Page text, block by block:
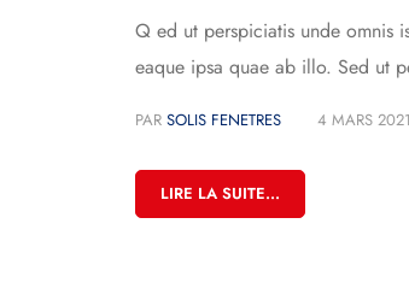
Q ed ut perspiciatis unde omnis
eaque ipsa quae ab illo. Sed ut
PAR SOLIS FENETRES 4 MARS 2021
LIRE LA SUITE...